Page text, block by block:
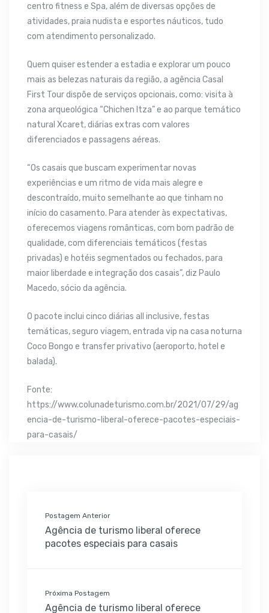
centro fitness e Spa, além de diversas opções de
atividades, praia nudista e esportes náuticos, tudo
com atendimento personalizado.
Quem quiser estender a estadia e explorar um pouco
mais as belezas naturais da região, a agência Casal
First Tour dispõe de serviços opcionais, como: visita à
zona arqueológica “Chichen Itza” e ao parque temático
natural Xcaret, diárias extras com valores
diferenciados e passagens aéreas.
“Os casais que buscam experimentar novas
experiências e um ritmo de vida mais alegre e
descontraído, muito semelhante ao que tinham no
início do casamento. Para atender às expectativas,
oferecemos viagens românticas, com bom padrão de
qualidade, com diferenciais temáticos (festas
privadas) e hotéis segmentados ou fechados, para
maior liberdade e integração dos casais”, diz Paulo
Macedo, sócio da agência.
O pacote inclui cinco diárias all inclusive, festas
temáticas, seguro viagem, entrada vip na casa noturna
Coco Bongo e transfer privativo (aeroporto, hotel e
balada).
Fonte:
https://www.colunadeturismo.com.br/2021/07/29/ag
encia-de-turismo-liberal-oferece-pacotes-especiais-
para-casais/
Postagem Anterior
Agência de turismo liberal oferece
pacotes especiais para casais
Próxima Postagem
Agência de turismo liberal oferece